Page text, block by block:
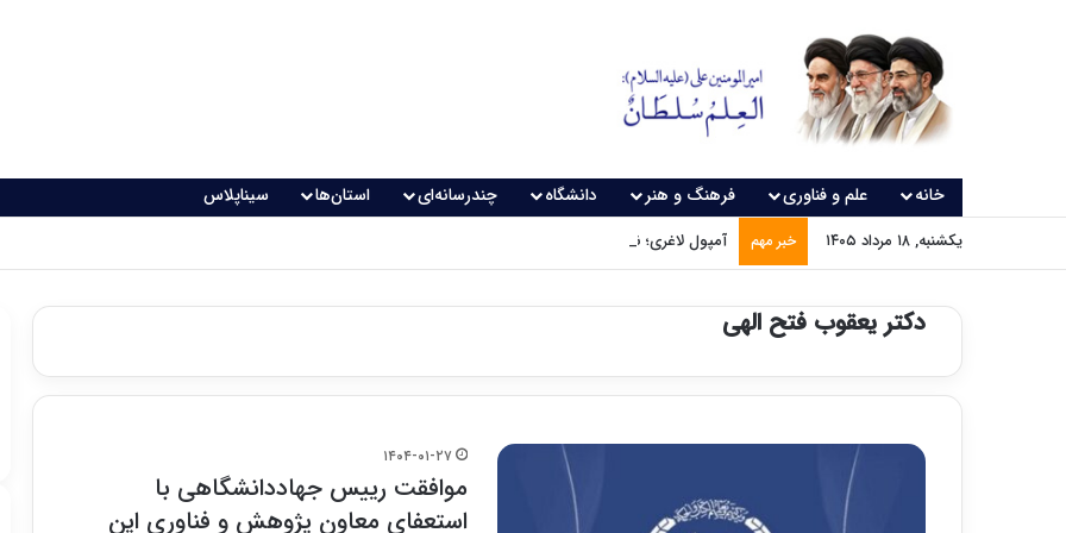
خانه علم و فناوری فرهنگ و هنر دانشگاه چندرسانه‌ای استان‌ها سیناپلاس
یکشنبه, ۱۸ مرداد ۱۴۰۵ خبر مهم آمپول لاغری؛ نسخه‌ای که بدون تغذیه خطرناک می‌شود
دکتر یعقوب فتح الهی
۱۴۰۴-۰۱-۲۷
موافقت رییس جهاددانشگاهی با
استعفای معاون پژوهش و فناوری این